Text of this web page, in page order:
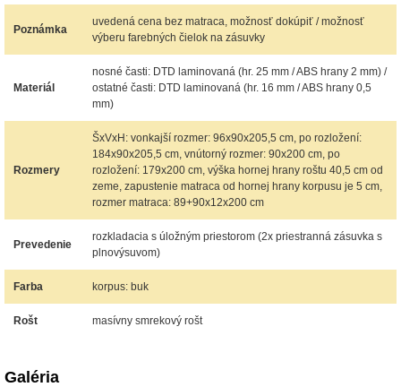
Poznámka
uvedená cena bez matraca, možnosť dokúpiť / možnosť
výberu farebných čielok na zásuvky
Materiál
nosné časti: DTD laminovaná (hr. 25 mm / ABS hrany 2 mm) /
ostatné časti: DTD laminovaná (hr. 16 mm / ABS hrany 0,5
mm)
Rozmery
ŠxVxH: vonkajší rozmer: 96x90x205,5 cm, po rozložení:
184x90x205,5 cm, vnútorný rozmer: 90x200 cm, po
rozložení: 179x200 cm, výška hornej hrany roštu 40,5 cm od
zeme, zapustenie matraca od hornej hrany korpusu je 5 cm,
rozmer matraca: 89+90x12x200 cm
Prevedenie
rozkladacia s úložným priestorom (2x priestranná zásuvka s
plnovýsuvom)
Farba korpus: buk
Rošt masívny smrekový rošt
Galéria